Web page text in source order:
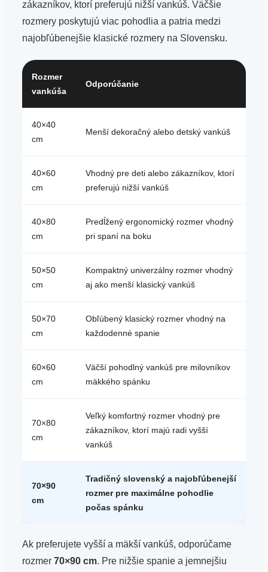
zákazníkov, ktorí preferujú nižší vankúš. Väčšie
rozmery poskytujú viac pohodlia a patria medzi
najobľúbenejšie klasické rozmery na Slovensku.
Rozmer
vankúša
Odporúčanie
40×40
cm
Menší dekoračný alebo detský vankúš
40×60
cm
Vhodný pre deti alebo zákazníkov, ktorí
preferujú nižší vankúš
40×80
cm
Predĺžený ergonomický rozmer vhodný
pri spaní na boku
50×50
cm
Kompaktný univerzálny rozmer vhodný
aj ako menší klasický vankúš
50×70
cm
Obľúbený klasický rozmer vhodný na
každodenné spanie
60×60
cm
Väčší pohodlný vankúš pre milovníkov
mäkkého spánku
70×80
cm
Veľký komfortný rozmer vhodný pre
zákazníkov, ktorí majú radi vyšší
vankúš
70×90
cm
Tradičný slovenský a najobľúbenejší
rozmer pre maximálne pohodlie
počas spánku
Ak preferujete vyšší a mäkší vankúš, odporúčame
rozmer 70×90 cm. Pre nižšie spanie a jemnejšiu